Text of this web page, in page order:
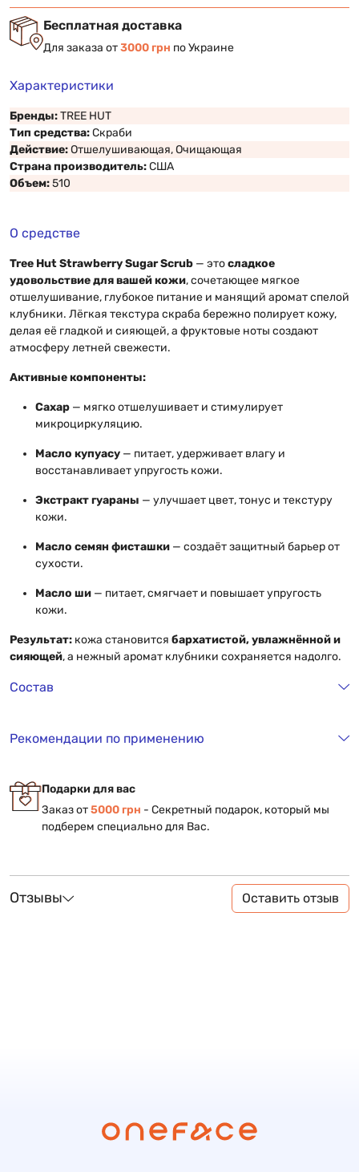
Бесплатная доставка
Для заказа от3000 грн по Украине
Характеристики
Бренды:TREE HUT
Тип средства:Скраби
Действие:Отшелушивающая, Очищающая
Страна производитель:США
Объем:510
О средстве
Tree Hut Strawberry Sugar Scrub — этосладкое
удовольствие для вашей кожи, сочетающее мягкое
отшелушивание, глубокое питание и манящий аромат спелой
клубники. Лёгкая текстура скраба бережно полирует кожу,
делая её гладкой и сияющей, а фруктовые ноты создают
атмосферу летней свежести.
Активные компоненты:
Сахар — мягко отшелушивает и стимулирует
микроциркуляцию.
Масло купуасу — питает, удерживает влагу и
восстанавливает упругость кожи.
Экстракт гуараны — улучшает цвет, тонус и текстуру
кожи.
Масло семян фисташки — создаёт защитный барьер от
сухости.
Масло ши — питает, смягчает и повышает упругость
кожи.
Результат: кожа становится бархатистой, увлажнённой и
сияющей, а нежный аромат клубники сохраняется надолго.
Состав
Рекомендации по применению
Подарки для вас
Заказ от5000 грн - Секретный подарок, который мы
подберем специально для Вас.
Отзывы Оставить отзыв